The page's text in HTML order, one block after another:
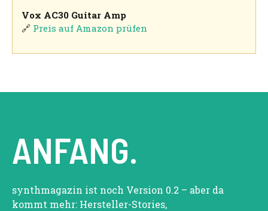
Vox AC30 Guitar Amp
🔗 Preis auf Amazon prüfen
ANFANG.
synthmagazin ist noch Version 0.2 – aber da
kommt mehr: Hersteller-Stories,